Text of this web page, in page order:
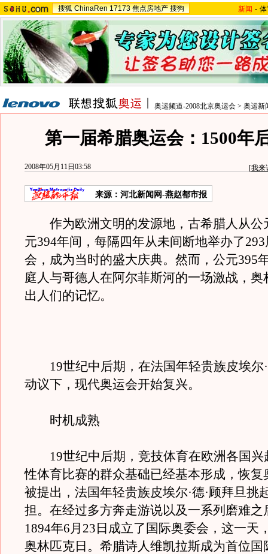
搜狐 ChinaRen 17173 焦点房地产 搜狗 新闻 -
奥运频道-2008北京奥运会 > 奥运新
第一届希腊奥运会：1500年
2008年05月11日03:58 [我来
来源：河北新闻网-燕赵都市报
作为欧洲文明的发源地，古希腊人从公
元394年间，每隔四年从未间断地举办了
会，成为当时的盛大庆典。然而，公元395
庭人与哥德人在阿尔菲斯河的一场激战，奥
出人们的记忆。
19世纪中后期，在法国年轻贵族皮埃尔·
动议下，现代奥运会开始复兴。
时机成熟
19世纪中后期，竞技体育在欧洲各国兴
性体育比赛的群众基础已经基本形成，恢复
被提出，法国年轻贵族皮埃尔·德·顾拜旦挑
担。在经过多方奔走游说以及一系列磨难之
1894年6月23日成立了国际奥委会，这一天
奥林匹克日。希腊诗人维凯拉斯成为首位国